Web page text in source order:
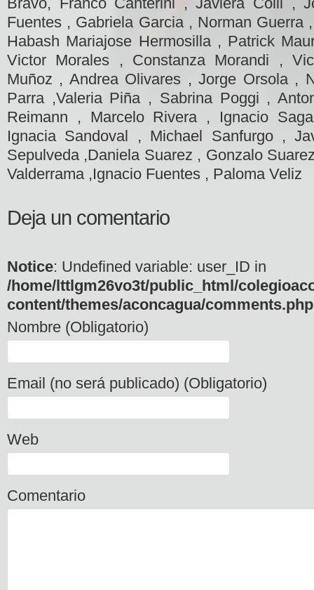
Fuentes , Gabriela Garcia , Norman Guerra
Habash Mariajose Hermosilla , Patrick
Victor Morales , Constanza Morandi ,
Muñoz , Andrea Olivares , Jorge Orsola ,
Parra ,Valeria Piña , Sabrina Poggi ,
Reimann , Marcelo Rivera , Ignacio
Ignacia Sandoval , Michael Sanfurgo ,
Sepulveda ,Daniela Suarez , Gonzalo
Valderrama ,Ignacio Fuentes , Paloma Veliz
Deja un comentario
Notice: Undefined variable: user_ID in
/home/lttlgm26vo3t/public_html/
content/themes/aconcagua/comments.php
Nombre (Obligatorio)
Email (no será publicado) (Obligatorio)
Web
Comentario